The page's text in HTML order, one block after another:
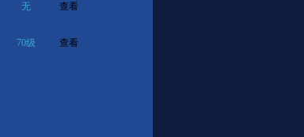
无 查看
70级 查看